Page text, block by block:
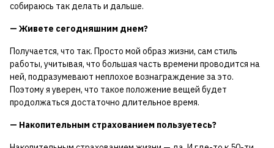
собираюсь так делать и дальше.
— Живете сегодняшним днем?
Получается, что так. Просто мой образ жизни, сам стиль
работы, учитывая, что большая часть времени проводится на
ней, подразумевают неплохое вознаграждение за это.
Поэтому я уверен, что такое положение вещей будет
продолжаться достаточно длительное время.
— Накопительным страхованием пользуетесь?